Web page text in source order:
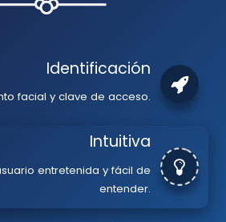
Identificación
facial y clave de acceso.
Intuitiva
entretenida y fácil de
entender.